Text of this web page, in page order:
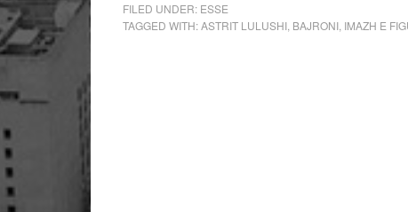
FILED UNDER: ESSE
TAGGED WITH:ASTRIT LULUSHI BAJRONI IMAZH E